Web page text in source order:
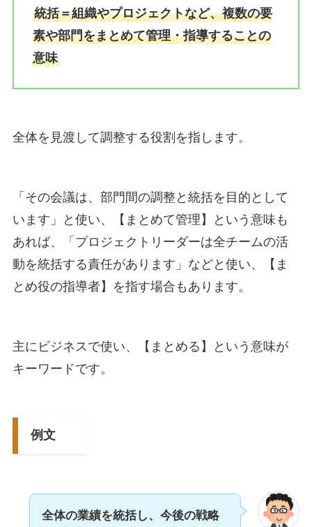
統括＝組織やプロジェクトなど、複数の要
素や部門をまとめて管理・指導することの
意味
全体を見渡して調整する役割を指します。
「その会議は、部門間の調整と統括を目的として
います」と使い、【まとめて管理】という意味も
あれば、「プロジェクトリーダーは全チームの活
動を統括する責任があります」などと使い、【ま
とめ役の指導者】を指す場合もあります。
主にビジネスで使い、【まとめる】という意味が
キーワードです。
例文
全体の業績を統括し、今後の戦略